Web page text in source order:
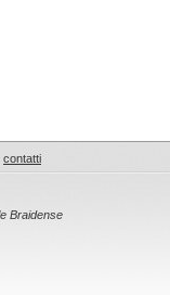
contatti
Braidense